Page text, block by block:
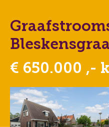
€ 650.000 ,-